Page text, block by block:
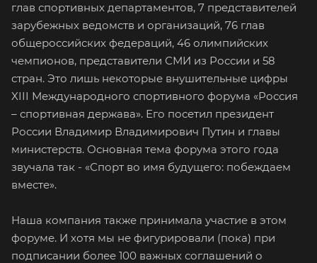
глав спортивных департаментов, 7 представителей
зарубежных ведомств и организаций, 76 глав
общероссийских федераций, 46 олимпийских
чемпионов, представители СМИ из России и 58
стран. Это лишь некоторые внушительные цифры
XIII Международного спортивного форума «Россия
– спортивная держава». Его посетил президент
России Владимир Владимирович Путин и главы
министерств. Основная тема форума этого года
звучала так - «Спорт во имя будущего: побеждаем
вместе».
Наша компания также принимала участие в этом
форуме. И хотя мы не фигурировали (пока) при
подписании более 100 важных соглашений о